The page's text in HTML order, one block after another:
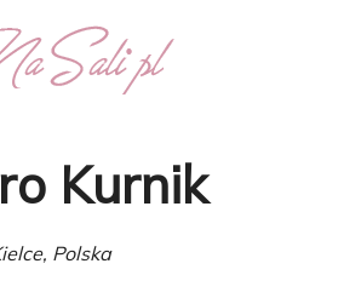
Kurnik
Polska